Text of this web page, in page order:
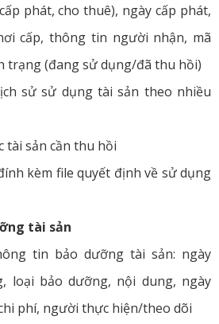
phát, cho thuê), ngày cấp phát,
cấp, thông tin người nhận, mã
trạng (đang sử dụng/đã thu hồi)
sử sử dụng tài sản theo nhiều
tài sản cần thu hồi
kèm file quyết định về sử dụng
tài sản
tin bảo dưỡng tài sản: ngày
loại bảo dưỡng, nội dung, ngày
phí, người thực hiện/theo dõi